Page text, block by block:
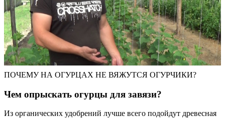
ПОЧЕМУ НА ОГУРЦАХ НЕ ВЯЖУТСЯ ОГУРЧИКИ?
Чем опрыскать огурцы для завязи?
Из органических удобрений лучше всего подойдут древесная